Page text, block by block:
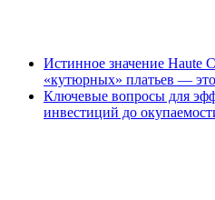
Истинное значение Haute
«кутюрных» платьев —
Ключевые вопросы для
инвестиций до